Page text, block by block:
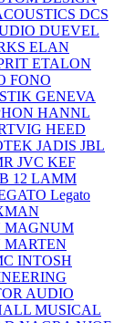
DCS
DUEVEL
ELAN
ETALON
FONO
GENEVA
HANNL
HEED
JADIS JBL
JVC KEF
12 LAMM
Legato
MAGNUM
MARTEN
INTOSH
AUDIO
MUSICAL